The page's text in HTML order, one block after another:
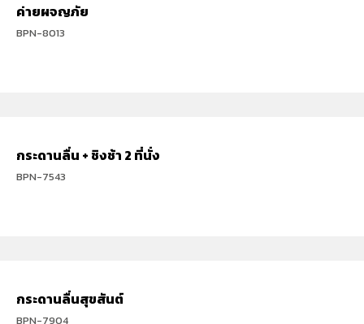
ค่ายผจญภัย
BPN-8013
กระดานลื่น + ชิงช้า 2 ที่นั่ง
BPN-7543
กระดานลื่นสุขสันต์
BPN-7904